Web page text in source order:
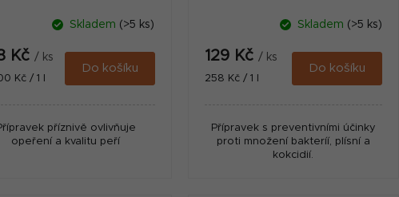
Skladem (>5 ks)
Kč/ ks
Kč / 1 l
Do košíku
příznivě ovlivňuje
opeření a kvalitu peří
Skladem (>5 ks)
129 Kč / ks
Měrná
258 Kč / 1 l
Do košíku
Přípravek s preventivními účinky
proti množení bakteríí, plísní a
kokcidií.